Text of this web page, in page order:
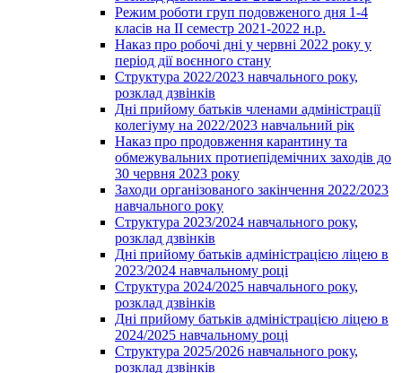
Режим роботи груп подовженого дня 1-4
класів на ІІ семестр 2021-2022 н.р.
Наказ про робочі дні у червні 2022 року у
період дії воєнного стану
Структура 2022/2023 навчального року,
розклад дзвінків
Дні прийому батьків членами адміністрації
колегіуму на 2022/2023 навчальний рік
Наказ про продовження карантину та
обмежувальних протиепідемічних заходів до
30 червня 2023 року
Заходи організованого закінчення 2022/2023
навчального року
Структура 2023/2024 навчального року,
розклад дзвінків
Дні прийому батьків адміністрацією ліцею в
2023/2024 навчальному році
Структура 2024/2025 навчального року,
розклад дзвінків
Дні прийому батьків адміністрацією ліцею в
2024/2025 навчальному році
Структура 2025/2026 навчального року,
розклад дзвінків